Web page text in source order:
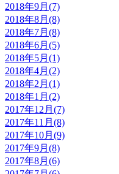
2018年9月(7)
2018年8月(8)
2018年7月(8)
2018年6月(5)
2018年5月(1)
2018年4月(2)
2018年2月(1)
2018年1月(2)
2017年12月(7)
2017年11月(8)
2017年10月(9)
2017年9月(8)
2017年8月(6)